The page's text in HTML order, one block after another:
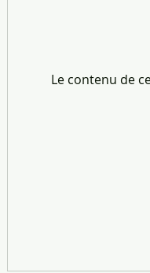
Le contenu de